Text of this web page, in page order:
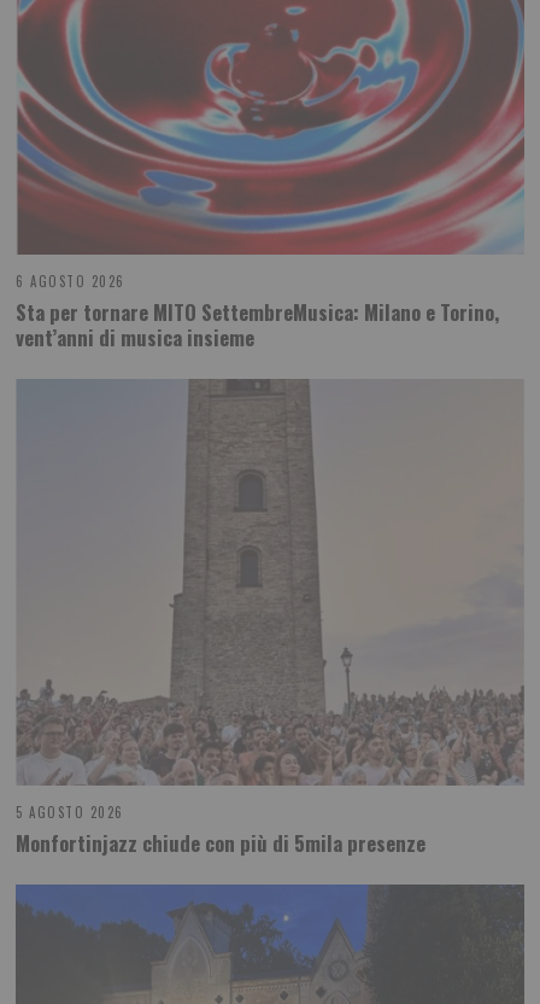
6 AGOSTO 2026
Sta per tornare MITO SettembreMusica: Milano e Torino,
vent’anni di musica insieme
5 AGOSTO 2026
Monfortinjazz chiude con più di 5mila presenze